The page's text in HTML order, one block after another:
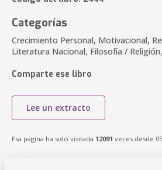
Categorías
Crecimiento Personal, Motivacional,
Literatura Nacional, Filosofía /
Comparte ese libro
Lee un extracto
Esa página ha sido visitada 12091 veces desde